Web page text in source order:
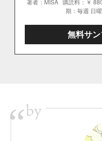
期：毎週 日
無料サ
“by